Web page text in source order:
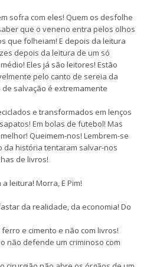
sofra com eles! Quem os desfolhe
que o veneno entra pelos olhos
que folheiam! E depois da leitura
depois da leitura de um só
Eles já são leitores! Estão
pelo canto de sereia da
salvação é extremamente
e transformados em lenços
Em bolas de futebol! Mas
Queimem-nos! Lembrem-se
da história tentaram salvar-nos
de livros!
leitura! Morra, E Pim!
da realidade, da economia! Do
e cimento e não com livros!
não defende um criminoso com